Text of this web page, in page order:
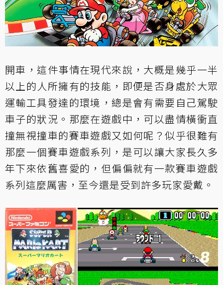
開車，這件事情在現代來說，大概是幾乎一半
以上的人所擁有的技能，即便是否身處於大眾
運輸工具發達的環境，總是會有需要自己駕駛
車子的狀況。那麼在遊戲中，可以盡情橫衝直
撞無視撞車的賽車遊戲又如何呢？似乎很難有
那麼一個賽車遊戲系列，是可以讓大家長久多
年下來依舊喜愛的，但偏偏就有一款賽車遊戲
系列這麼厲害，至今還是受到許多玩家愛戴。